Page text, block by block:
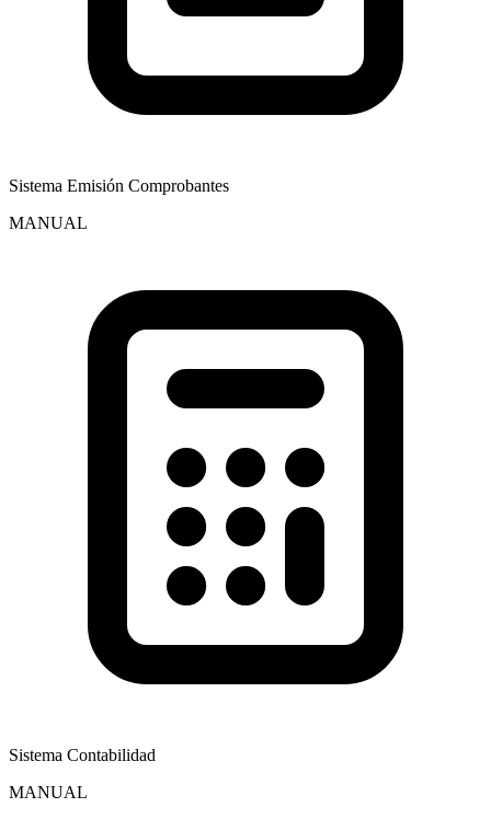
Sistema Emisión Comprobantes
MANUAL
Sistema Contabilidad
MANUAL